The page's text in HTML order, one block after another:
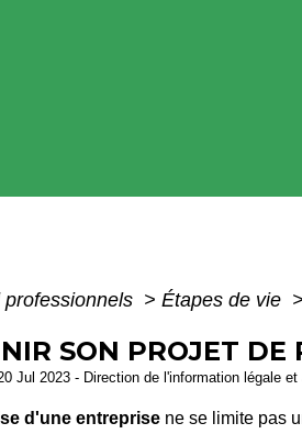
professionnels > Étapes de vie >
SON PROJET DE
Jul 2023 - Direction de l'information légale
d'une entreprise ne se limite pas